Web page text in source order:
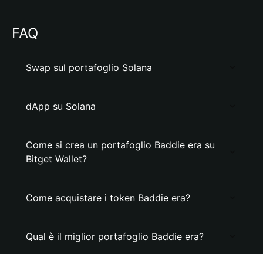
FAQ
Swap sul portafoglio Solana
dApp su Solana
Come si crea un portafoglio Baddie era su
Bitget Wallet?
Come acquistare i token Baddie era?
Qual è il miglior portafoglio Baddie era?